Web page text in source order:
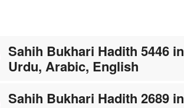
Sahih Bukhari Hadith 5446 in
Urdu, Arabic, English
Sahih Bukhari Hadith 2689 in